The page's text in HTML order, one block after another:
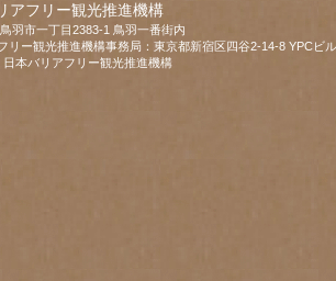
アフリー観光推進機構
羽市一丁目2383-1 鳥羽一番街内
リー観光推進機構事務局：東京都新宿区四谷2-14-8 YPCビ
本バリアフリー観光推進機構